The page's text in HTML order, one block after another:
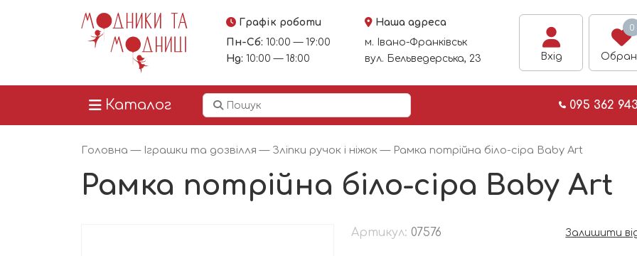
Графік роботи
Пн-Сб: 10:00 — 19:00
Нд: 10:00 — 18:00
Наша адреса
м. Івано-Франківськ
вул. Бельведерська, 23
Вхід
0
Каталог 095 362
Головна — Іграшки та дозвілля — Зліпки ручок і ніжок — Рамка потрійна біло-сіра Baby Art
Рамка потрійна біло-сіра Baby Art
Артикул: 07576 Залишити